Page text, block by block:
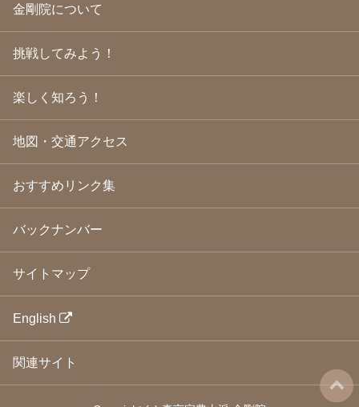
2009年6月(22)
2009年5月(20)
2009年4月
(24)
2009年3月(21)
2009年2月(19)
2009年1月(25)
2008年10月
(31)
2008年9月(24)
2008年8月(24)
2008年5月(21)
(24)
2008年2月 (21)
2008年1月(23)
2007年12月
2007年9月
2007年8月(26)
金剛院について
挑戦してみよう！
楽しく知ろう！
地図・交通アクセス
おすすめリンク集
バックナンバー
サイトマップ
English
関連サイト